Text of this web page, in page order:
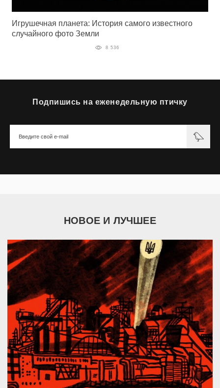
Игрушечная планета: История самого известного
случайного фото Земли
8 536
Подпишись на еженедельную птичку
НОВОЕ И ЛУЧШЕЕ